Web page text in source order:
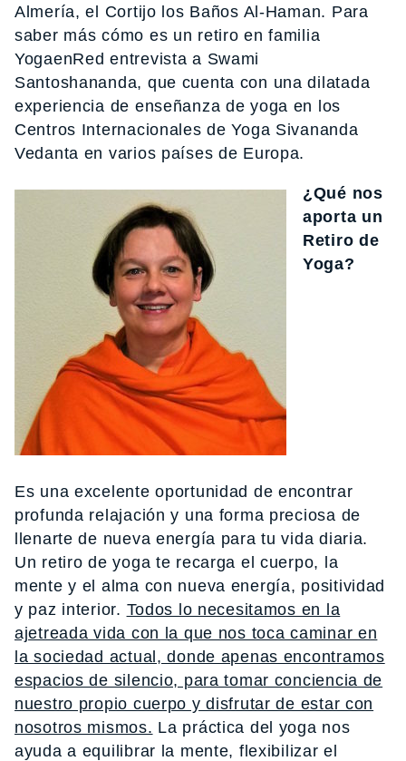
Almería, el Cortijo los Baños Al-Haman. Para
saber más cómo es un retiro en familia
YogaenRed entrevista a Swami
Santoshananda, que cuenta con una dilatada
experiencia de enseñanza de yoga en los
Centros Internacionales de Yoga Sivananda
Vedanta en varios países de Europa.
¿Qué nos
aporta un
Retiro de
Yoga?
Es una excelente oportunidad de encontrar
profunda relajación y una forma preciosa de
llenarte de nueva energía para tu vida diaria.
Un retiro de yoga te recarga el cuerpo, la
mente y el alma con nueva energía, positividad
y paz interior. Todos lo necesitamos en la
ajetreada vida con la que nos toca caminar en
la sociedad actual, donde apenas encontramos
espacios de silencio, para tomar conciencia de
nuestro propio cuerpo y disfrutar de estar con
nosotros mismos. La práctica del yoga nos
ayuda a equilibrar la mente, flexibilizar el